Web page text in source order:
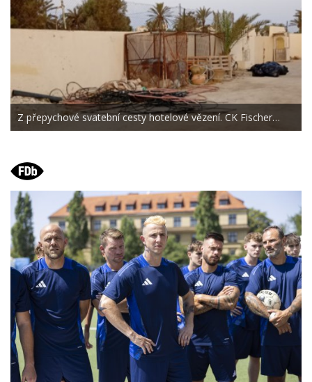
Z přepychové svatební cesty hotelové vězení. CK Fischer…